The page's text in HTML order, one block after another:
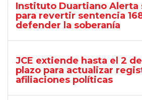
Instituto Duartiano Alerta
para revertir sentencia
defender la soberanía
JCE extiende hasta el 2
plazo para actualizar
afiliaciones políticas